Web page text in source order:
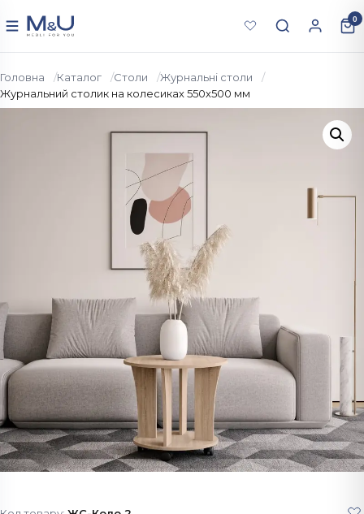
Меню 0
Головна Каталог Столи
Журнальні столи
Журнальний столик на колесиках 550х500 мм